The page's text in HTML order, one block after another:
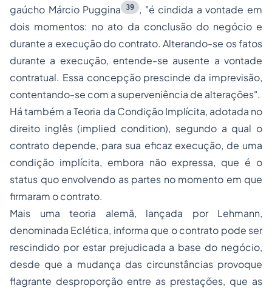
gaúcho Márcio Puggina 39 , "é cindida a vontade em
dois momentos: no ato da conclusão do negócio e
durante a execução do contrato. Alterando-se os fatos
durante a execução, entende-se ausente a vontade
contratual. Essa concepção prescinde da imprevisão,
contentando-se com a superveniência de alterações".
Há também a Teoria da Condição Implícita, adotada no
direito inglês (implied condition), segundo a qual o
contrato depende, para sua eficaz execução, de uma
condição implícita, embora não expressa, que é o
status quoenvolvendo as partes no momento em que
firmaram o contrato.
Mais uma teoria alemã, lançada por Lehmann,
denominada Eclética, informa que o contrato pode ser
rescindido por estar prejudicada a base do negócio,
desde que a mudança das circunstâncias provoque
flagrante desproporção entre as prestações, que as